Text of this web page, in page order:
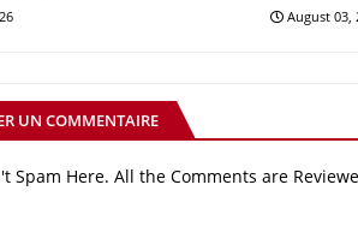
August 03,
UN COMMENTAIRE
Spam Here. All the Comments are